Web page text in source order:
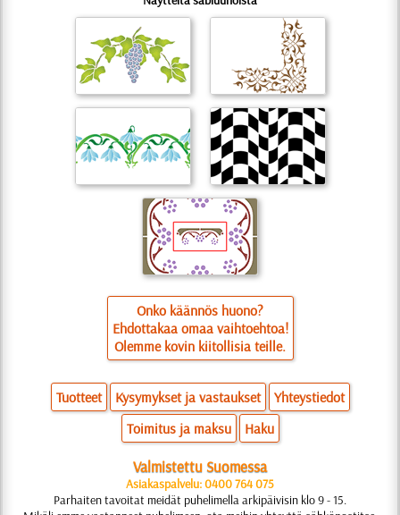
Onko käännös huono?
Ehdottakaa omaa vaihtoehtoa!
Olemme kovin kiitollisia teille.
Tuotteet Kysymykset ja vastaukset
Yhteystiedot
Toimitus ja maksu
Haku
Valmistettu Suomessa
Asiakaspalvelu: 0400 764 075
Parhaiten tavoitat meidät puhelimella arkipäivisin klo 9 - 15.